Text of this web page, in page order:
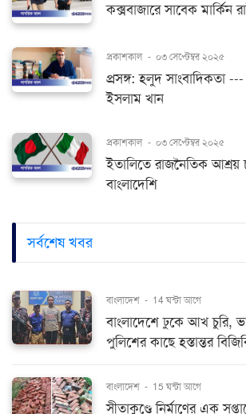
কক্সবাজারে সাবেক মার্কিন
প্রকাশকাল - ০৩ সেপ্টেম্বর ২০২৫
প্রসঙ্গ: হলুদ সাংবাদিকতা
ইসলাম খান
প্রকাশকাল - ০৩ সেপ্টেম্বর ২০২৫
ইতালিতে রাজনৈতিক আশ্রয়
বাংলাদেশি
সর্বশেষ খবর
বাংলাদেশ - 14 ঘন্টা আগে
বাংলাদেশে ঢুকে আখ চুরি,
পুলিশের কাছে হস্তান্তর
বাংলাদেশ - 15 ঘন্টা আগে
সীতাকুণ্ডে নির্মাণের এক